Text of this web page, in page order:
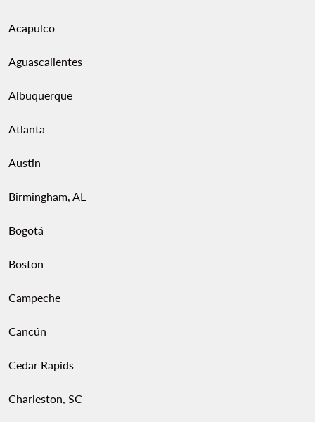
Acapulco
Aguascalientes
Albuquerque
Atlanta
Austin
Birmingham, AL
Bogotá
Boston
Campeche
Cancún
Cedar Rapids
Charleston, SC